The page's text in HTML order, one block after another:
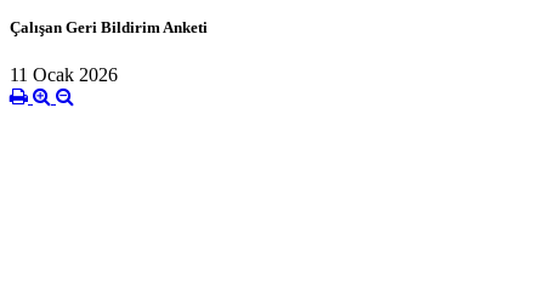
Çalışan Geri Bildirim Anketi
11 Ocak 2026